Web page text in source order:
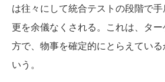
は往々にして統合テストの段階で
更を余儀なくされる。これは、ター
方で、物事を確定的にとらえてい
いう。